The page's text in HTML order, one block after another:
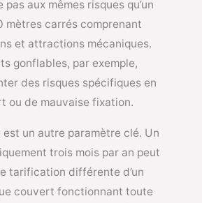
pas aux mêmes risques qu’un
mètres carrés comprenant
et attractions mécaniques.
gonflables, par exemple,
des risques spécifiques en
ou de mauvaise fixation.
est un autre paramètre clé. Un
trois mois par an peut
tarification différente d’un
couvert fonctionnant toute